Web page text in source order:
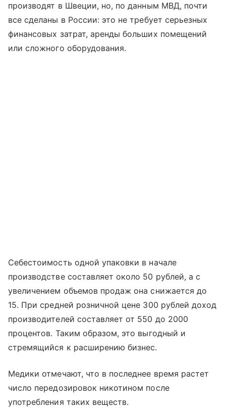
производят в Швеции, но, по данным МВД, почти
все сделаны в России: это не требует серьезных
финансовых затрат, аренды больших помещений
или сложного оборудования.
Себестоимость одной упаковки в начале
производстве составляет около 50 рублей, а с
увеличением объемов продаж она снижается до
15. При средней розничной цене 300 рублей доход
производителей составляет от 550 до 2000
процентов. Таким образом, это выгодный и
стремящийся к расширению бизнес.
Медики отмечают, что в последнее время растет
число передозировок никотином после
употребления таких веществ.